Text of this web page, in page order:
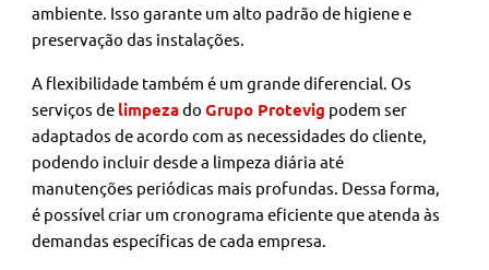
ambiente. Isso garante um alto padrão de higiene e
preservação das instalações.
A flexibilidade também é um grande diferencial. Os
serviços de limpezadoGrupo Protevig podem ser
adaptados de acordo com as necessidades do cliente,
podendo incluir desde a limpeza diária até
manutenções periódicas mais profundas. Dessa forma,
é possível criar um cronograma eficiente que atenda às
demandas específicas de cada empresa.